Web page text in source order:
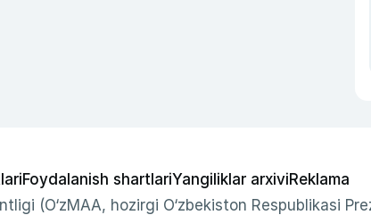
Foydalanish shartlariYangiliklar arxiviReklama
(O‘zMAA, hozirgi O‘zbekiston Respublikasi